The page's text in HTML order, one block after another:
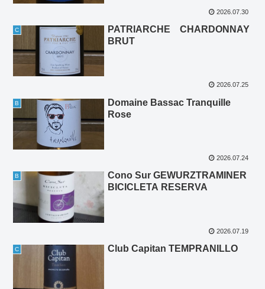
2026.07.30
C
PATRIARCHE CHARDONNAY
BRUT
2026.07.25
B
Domaine Bassac Tranquille
Rose
2026.07.24
B
Cono Sur GEWURZTRAMINER
BICICLETA RESERVA
2026.07.19
C Club Capitan TEMPRANILLO